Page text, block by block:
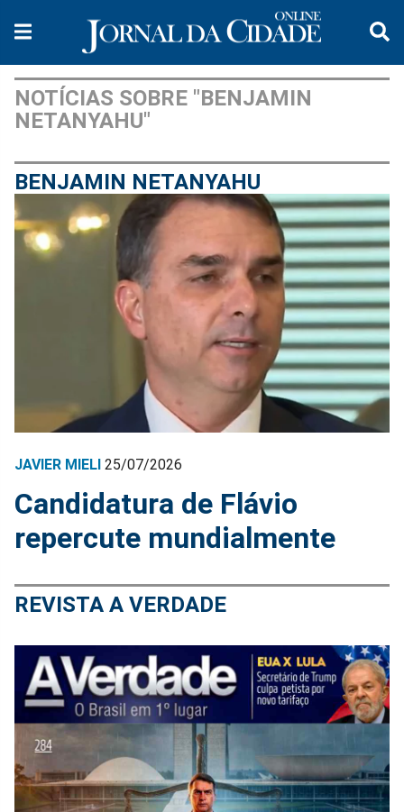
NOTÍCIAS SOBRE "BENJAMIN
NETANYAHU"
BENJAMIN NETANYAHU
JAVIER MIELI 25/07/2026
Candidatura de Flávio
repercute mundialmente
REVISTA A VERDADE